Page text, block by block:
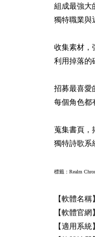
組成最強大
獨特職業與
收集素材，
利用掉落的
招募最喜愛
每個角色都
蒐集書頁，
獨特詩歌系
標籤：Realm
【軟體名稱
【軟體官網
【適用系